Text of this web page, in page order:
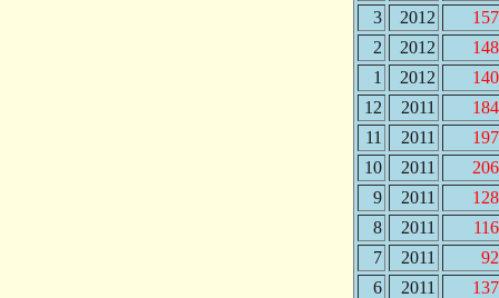
3
2012
157
2
2012
148
1
2012
140
12
2011
184
11
2011
197
10
2011
206
9
2011
128
8
2011
116
7
2011
92
6
2011
137